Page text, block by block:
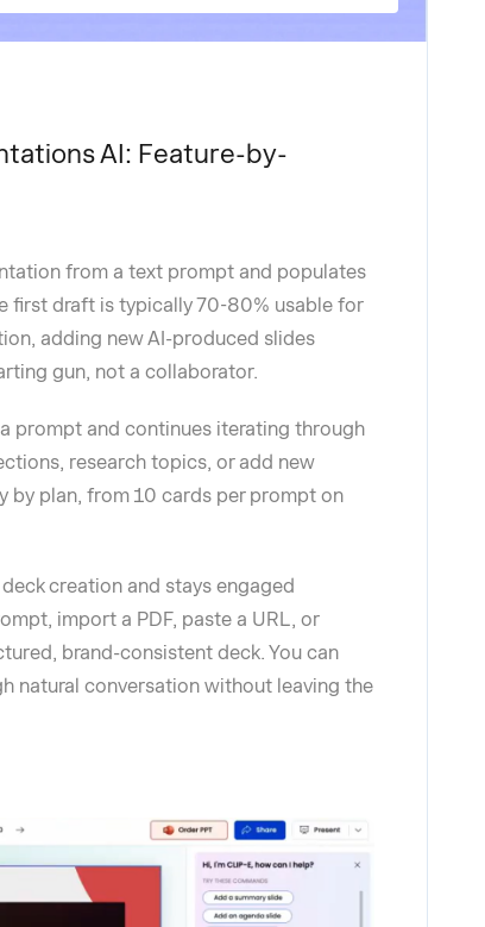
AI: Feature-by-
from a text prompt and populates
first draft is typically 70-80% usable for
adding new AI-produced slides
gun, not a collaborator.
prompt and continues iterating through
research topics, or add new
by plan, from 10 cards per prompt on
creation and stays engaged
import a PDF, paste a URL, or
brand-consistent deck. You can
natural conversation without leaving the